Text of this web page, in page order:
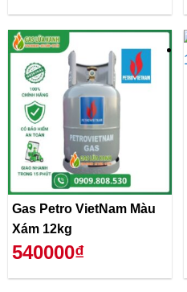
Gas Petro VietNam Màu
Xám 12kg
540000₫